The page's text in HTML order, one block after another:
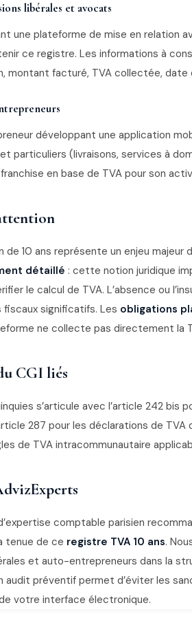
libérales et avocats
une plateforme de mise en relation
ce registre. Les informations à
montant facturé, TVA collectée, date
développant une application
particuliers (livraisons, services à
en base de TVA pour son
de 10 ans représente un enjeu
détaillé : cette notion juridique
le calcul de TVA. L’absence ou
significatifs. Les obligations
ne collecte pas directement la
CGI liés
s’articule avec l’article 242 bis
287 pour les déclarations de
de TVA intracommunautaire
comptable parisien
tenue de ce registre TVA 10 ans.
et auto-entrepreneurs dans la
audit préventif permet d’éviter les
votre interface électronique.